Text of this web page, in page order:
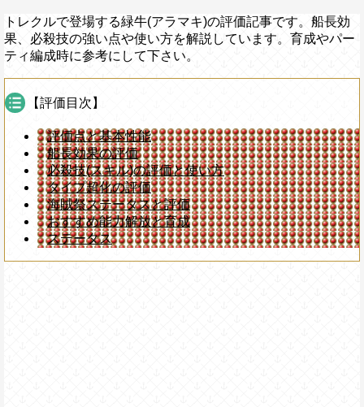
トレクルで登場する緑牛(アラマキ)の評価記事です。船長効
果、必殺技の強い点や使い方を解説しています。育成やパー
ティ編成時に参考にして下さい。
【評価目次】
評価点と基本性能
船長効果の評価
必殺技(スキル)の評価と使い方
タイプ超化の評価
海賊祭ステータスと評価
おすすめ能力解放と育成
ステータス